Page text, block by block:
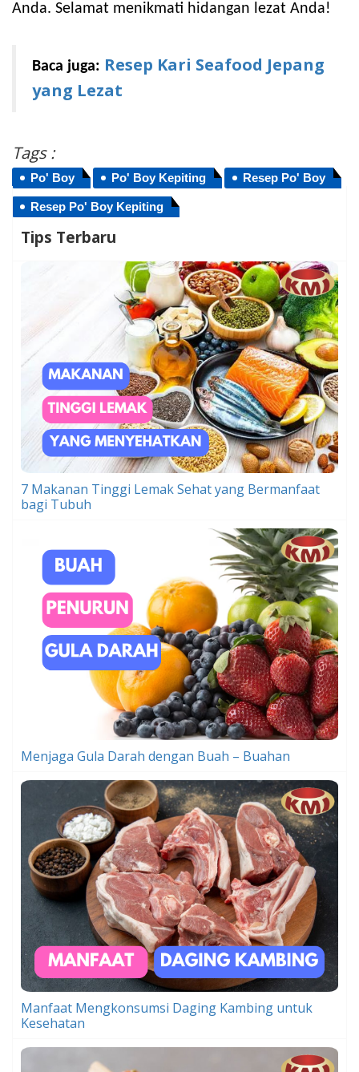
Anda. Selamat menikmati hidangan lezat Anda!
Baca juga: Resep Kari Seafood Jepang
yang Lezat
Tags :
Po' Boy Po' Boy Kepiting Resep Po' Boy
Resep Po' Boy Kepiting
Tips Terbaru
7 Makanan Tinggi Lemak Sehat yang Bermanfaat
bagi Tubuh
Menjaga Gula Darah dengan Buah – Buahan
Manfaat Mengkonsumsi Daging Kambing untuk
Kesehatan